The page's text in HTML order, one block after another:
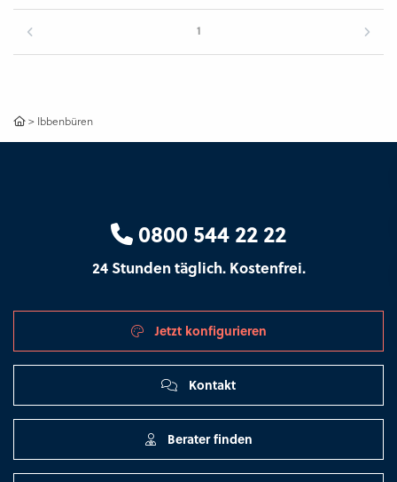
1
> Ibbenbüren
0800 544 22 22
24 Stunden täglich. Kostenfrei.
Jetzt konfigurieren
Kontakt
Berater finden